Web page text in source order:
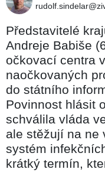
Představitelé
Andreje Babiše
očkovací centra
naočkovaných
do státního
Povinnost hlásit
schválila vláda
ale stěžují na ne
systém
krátký termín,